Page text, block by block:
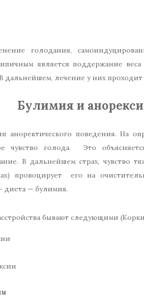
голодания,
является поддержание
лечение у них
Булимия и
аноректического поведения. На
чувство голода. Это
В дальнейшем страх, чувство
провоцирует его на
диета — булимия.
бывают следующими